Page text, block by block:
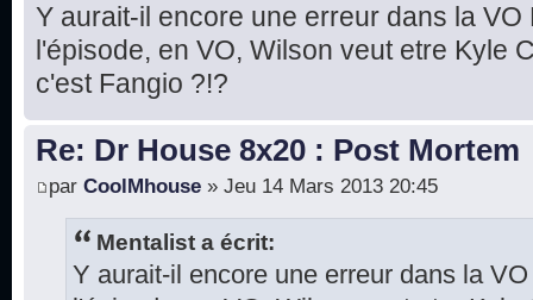
Y aurait-il encore une erreur dans la
l'épisode, en VO, Wilson veut etre Kyle
c'est Fangio ?!?
Re: Dr House 8x20 : Post Mortem
par CoolMhouse » Jeu 14 Mars 2013 20:45
Mentalist a écrit:
Y aurait-il encore une erreur dans la